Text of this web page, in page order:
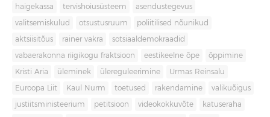
haigekassa tervishoiusüsteem asendustegevus
valitsemiskulud otsustusruum poliitilised nõunikud
aktsiisitõus rainer vakra sotsiaaldemokraadid
vabaerakonna riigikogu fraktsioon eestikeelne õpe õppimine
Kristi Aria üleminek ülereguleerimine Urmas Reinsalu
Euroopa Liit Kaul Nurm toetused rakendamine valikuõigus
justiitsministeerium petitsioon videokokkuvõte katuseraha